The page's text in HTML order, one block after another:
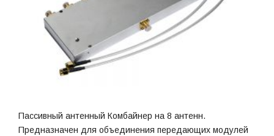
Пассивный антенный Комбайнер на 8 антенн.
Предназначен для объединения передающих модулей